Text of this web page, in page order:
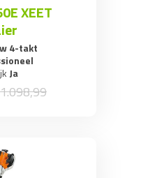
XEET
4-takt
Ja
1.098,99